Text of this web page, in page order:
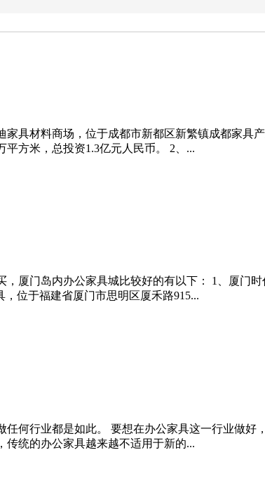
具材料商场，位于成都市新都区新繁镇成都家具
方米，总投资1.3亿元人民币。 2、...
厦门岛内办公家具城比较好的有以下： 1、厦门
位于福建省厦门市思明区厦禾路915...
何行业都是如此。 要想在办公家具这一行业做
统的办公家具越来越不适用于新的...